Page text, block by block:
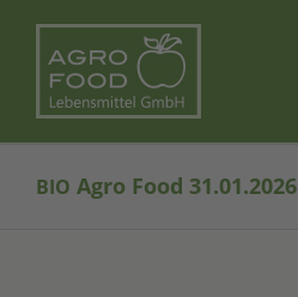
content
BIO Agro Food 31.01.2026